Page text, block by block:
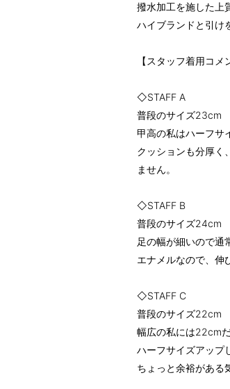
撥水加工を施した上
ハイブランドと引け
【スタッフ着用コメ
◇STAFF A
普段のサイズ
甲高の私はハーフサ
クッションも分厚く
ません。
◇STAFF B
普段のサイズ
足の幅が細いので通
エナメルなので、伸
◇STAFF C
普段のサイズ
幅広の私には22cm
ハーフサイズアップ
ちょっと余裕がある